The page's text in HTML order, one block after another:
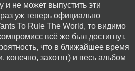
и не может выпустить эти
уж теперь официально
To Rule The World, то видимо
всё же был достигнут,
что в ближайшее время
конечно, захотят) и весь альбом